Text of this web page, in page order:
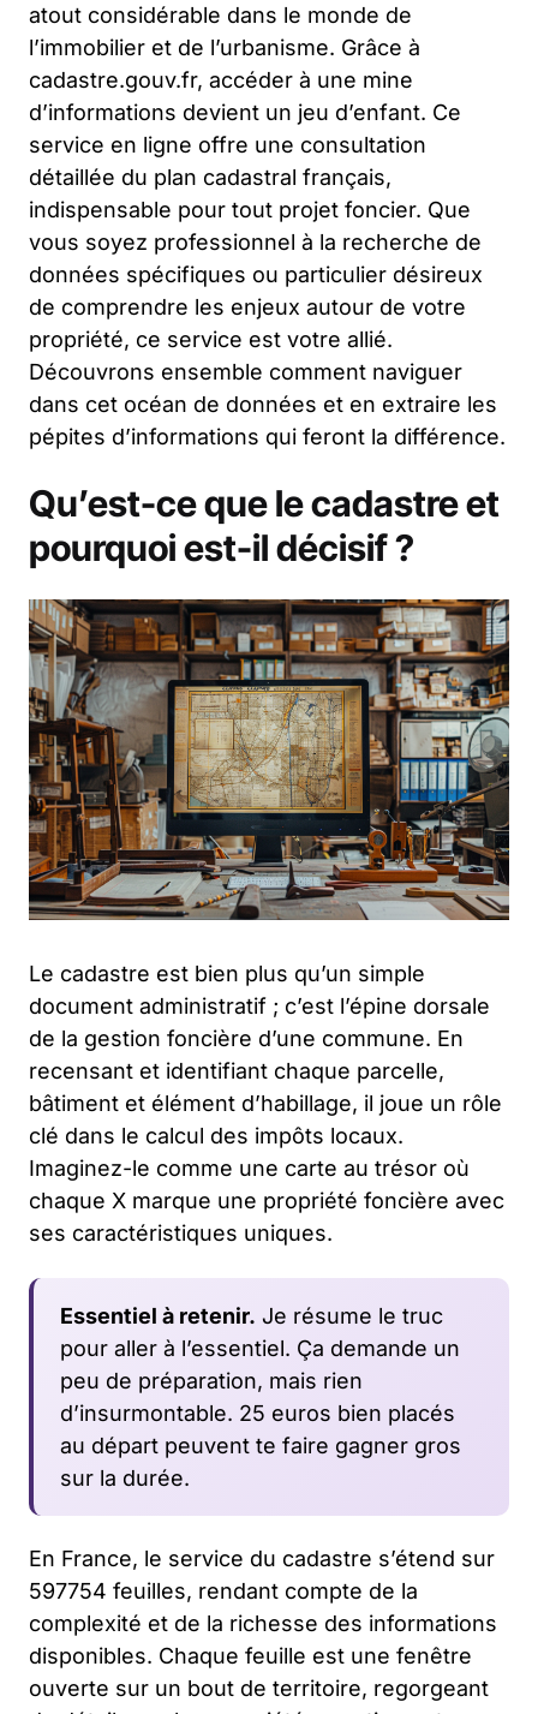
atout considérable dans le monde de
l’immobilier et de l’urbanisme. Grâce à
cadastre.gouv.fr, accéder à une mine
d’informations devient un jeu d’enfant. Ce
service en ligne offre une consultation
détaillée du plan cadastral français,
indispensable pour tout projet foncier. Que
vous soyez professionnel à la recherche de
données spécifiques ou particulier désireux
de comprendre les enjeux autour de votre
propriété, ce service est votre allié.
Découvrons ensemble comment naviguer
dans cet océan de données et en extraire les
pépites d’informations qui feront la différence.
Qu’est-ce que le cadastre et
pourquoi est-il décisif ?
Le cadastre est bien plus qu’un simple
document administratif ; c’est l’épine dorsale
de la gestion foncière d’une commune. En
recensant et identifiant chaque parcelle,
bâtiment et élément d’habillage, il joue un rôle
clé dans le calcul des impôts locaux.
Imaginez-le comme une carte au trésor où
chaque X marque une propriété foncière avec
ses caractéristiques uniques.
Essentiel à retenir. Je résume le truc
pour aller à l’essentiel. Ça demande un
peu de préparation, mais rien
d’insurmontable. 25 euros bien placés
au départ peuvent te faire gagner gros
sur la durée.
En France, le service du cadastre s’étend sur
597754 feuilles, rendant compte de la
complexité et de la richesse des informations
disponibles. Chaque feuille est une fenêtre
ouverte sur un bout de territoire, regorgeant